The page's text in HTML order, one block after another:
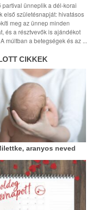
partival ünneplik a dél-korai
első születésnapját: hivatásos
meg az ünnep minden
és a résztvevők is ajándékot
múltban a betegségek és az ...
CIKKEK
aranyos neved